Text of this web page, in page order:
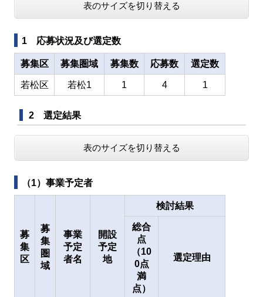
表のサイズを切り替える
1 応募状況及び選定数
募集区 募集圏域 募集数 応募数 選定数
若松区 若松1 1 4 1
2 選定結果
表のサイズを切り替える
（1）事業予定者
募
集
区
募
集
圏
域
事業
予定
者名
開設
予定
地
検討結果
総合
点
（10
0点
満
点）
選定理由